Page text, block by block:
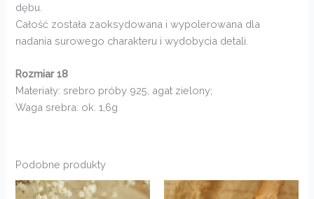
dębu.
Całość została zaoksydowana i wypolerowana dla
nadania surowego charakteru i wydobycia detali.
Rozmiar 18
Materiały: srebro próby 925, agat zielony;
Waga srebra: ok. 1,6g
Podobne produkty